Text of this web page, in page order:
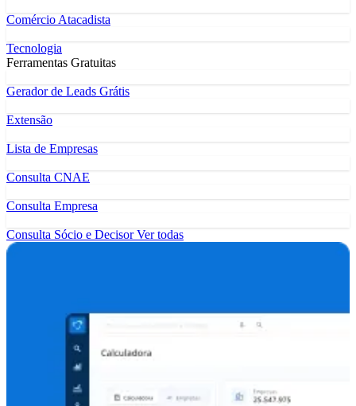
Comércio Atacadista
Tecnologia
Ferramentas Gratuitas
Gerador de Leads Grátis
Extensão
Lista de Empresas
Consulta CNAE
Consulta Empresa
Consulta Sócio e DecisorVer todas